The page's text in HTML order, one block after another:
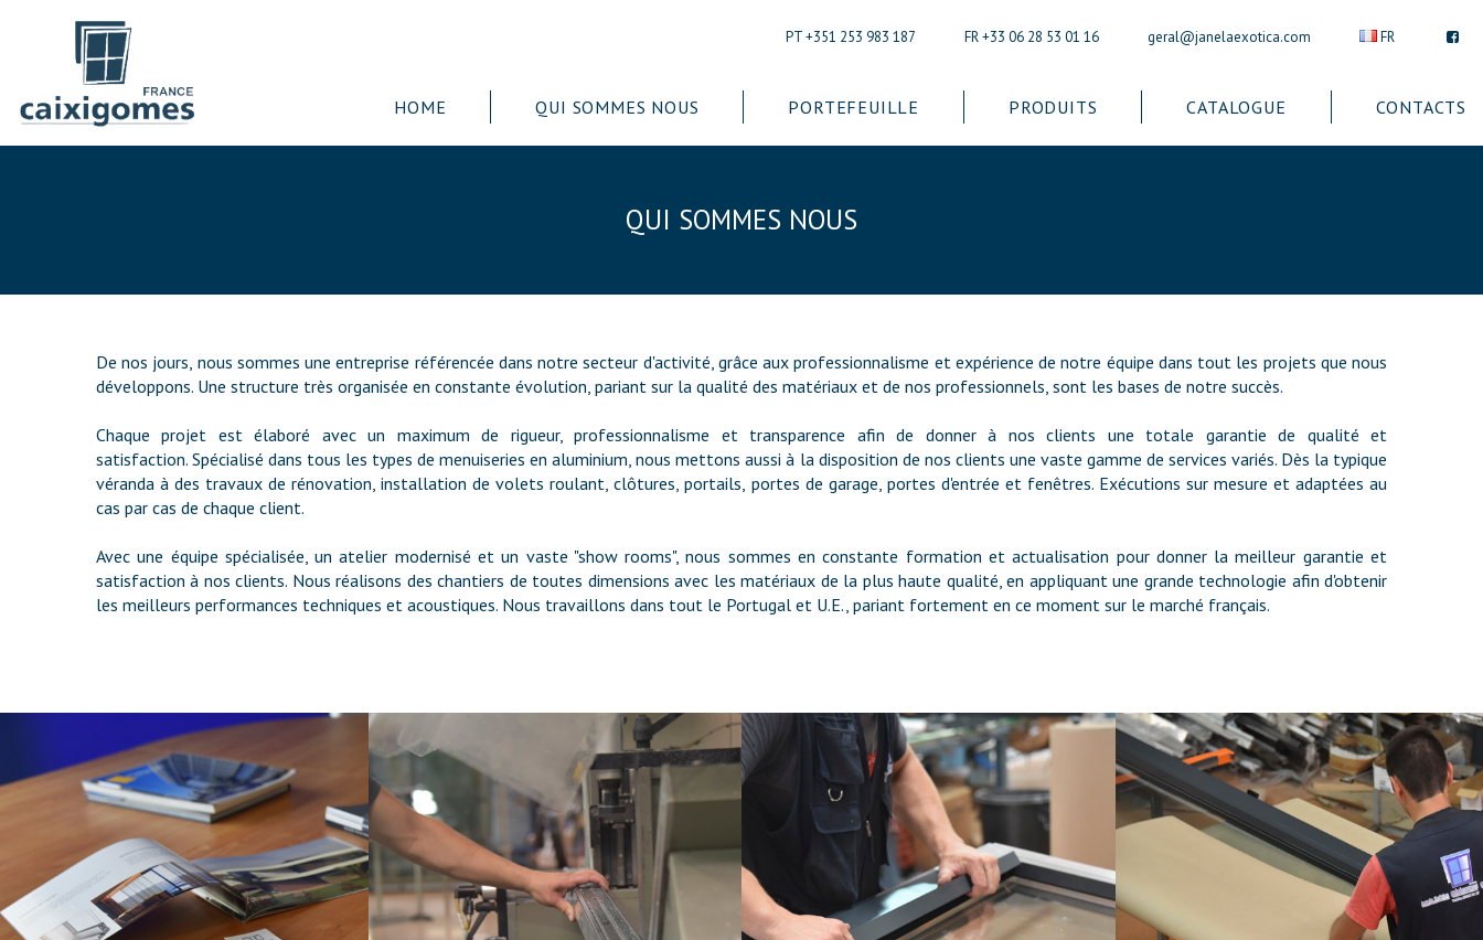
PT +351 253 983 187 FR +33 06 28 53 01 16 geral@janelaexotica.com FR
HOME QUI SOMMES NOUS PORTEFEUILLE PRODUITS CATALOGUE CONTACTS
QUI SOMMES NOUS
De nos jours, nous sommes une entreprise référencée dans notre secteur d'activité, grâce aux professionnalisme et expérience de notre équipe dans tout les projets que nous
développons. Une structure très organisée en constante évolution, pariant sur la qualité des matériaux et de nos professionnels, sont les bases de notre succès.
Chaque projet est élaboré avec un maximum de rigueur, professionnalisme et transparence afin de donner à nos clients une totale garantie de qualité et
satisfaction. Spécialisé dans tous les types de menuiseries en aluminium, nous mettons aussi à la disposition de nos clients une vaste gamme de services variés. Dès la typique
véranda à des travaux de rénovation, installation de volets roulant, clôtures, portails, portes de garage, portes d'entrée et fenêtres. Exécutions sur mesure et adaptées au
cas par cas de chaque client.
Avec une équipe spécialisée, un atelier modernisé et un vaste "show rooms", nous sommes en constante formation et actualisation pour donner la meilleur garantie et
satisfaction à nos clients. Nous réalisons des chantiers de toutes dimensions avec les matériaux de la plus haute qualité, en appliquant une grande technologie afin d'obtenir
les meilleurs performances techniques et acoustiques. Nous travaillons dans tout le Portugal et U.E., pariant fortement en ce moment sur le marché français.